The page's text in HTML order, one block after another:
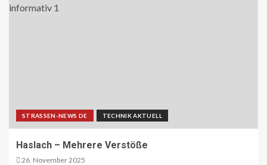
STRASSEN-NEWS DE TECHNIK AKTUELL
Haslach – Mehrere Verstöße
26. November 2025